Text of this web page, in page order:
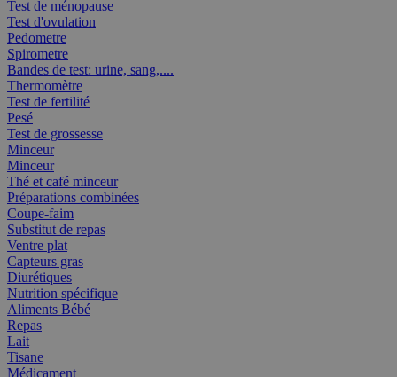
Test de ménopause
Test d'ovulation
Pedometre
Spirometre
Bandes de test: urine, sang,....
Thermomètre
Test de fertilité
Pesé
Test de grossesse
Minceur
Minceur
Thé et café minceur
Préparations combinées
Coupe-faim
Substitut de repas
Ventre plat
Capteurs gras
Diurétiques
Nutrition spécifique
Aliments Bébé
Repas
Lait
Tisane
Médicament